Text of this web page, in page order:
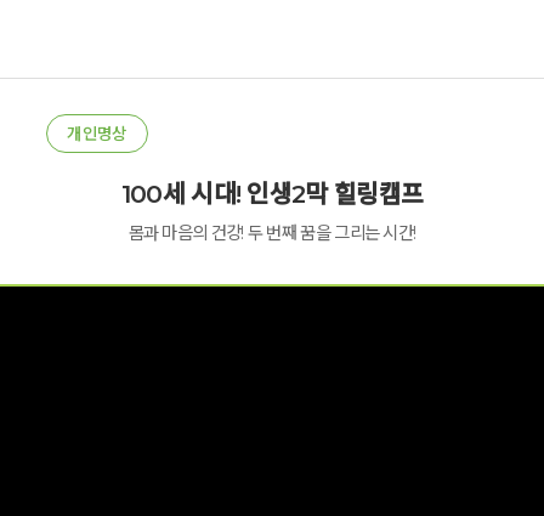
개인명상
100세 시대! 인생2막 힐링캠프
몸과 마음의 건강! 두 번째 꿈을 그리는 시간!